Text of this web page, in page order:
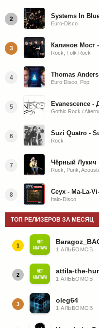
2 Systems In
Euro-Disco
3 Калинов Мост
Rock, Folk Rock
4
Euro Disco, Pop
5 Evanescence -
Gothic Rock /
6
Rock
7 Чёрный Лукич
Rock, Punk,
8 Ceyx - Ma-La-
Italo-Disco
ТОП РЕЛИЗЕРОВ ЗА МЕСЯЦ
1
1 АЛЬБОМОВ
2 attila-the-
1 АЛЬБОМОВ
3 oleg64
1 АЛЬБОМОВ